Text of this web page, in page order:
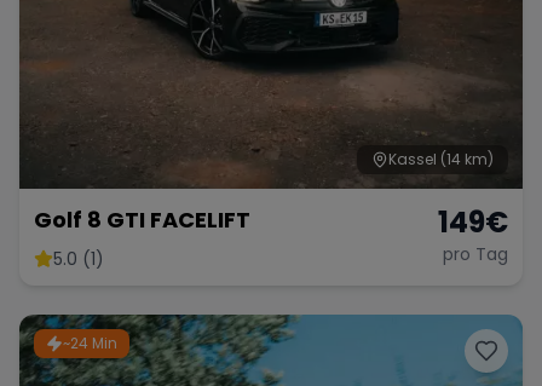
Chevrolet
Bentley Rolls Royce Aston Martin
Bugatti
Kassel (14 km)
Golf 8 GTI FACELIFT
5.0 (1)
149€
pro Tag
~24 Min